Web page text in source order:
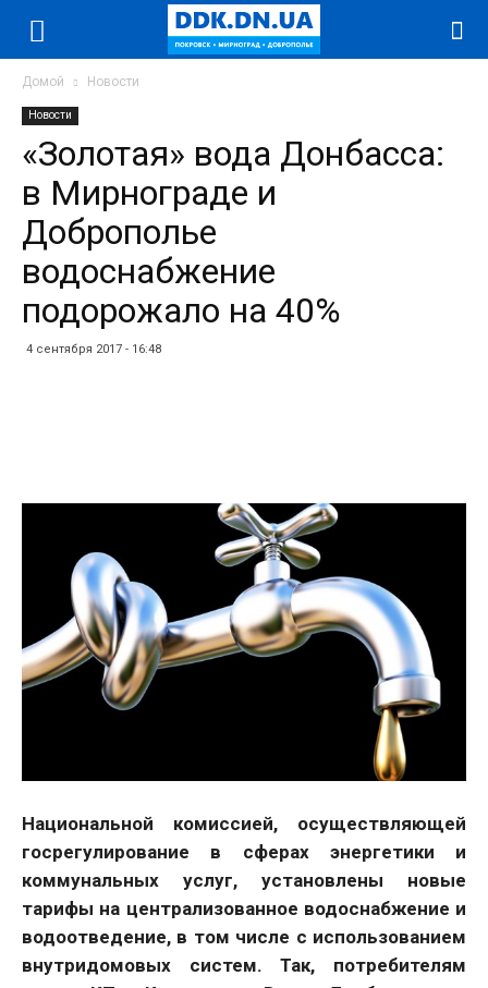
Домой Новости
Новости
«Золотая» вода Донбасса:
в Мирнограде и
Доброполье
водоснабжение
подорожало на 40%
4 сентября 2017 - 16:48
Национальной комиссией, осуществляющей
госрегулирование в сферах энергетики и
коммунальных услуг, установлены новые
тарифы на централизованное водоснабжение и
водоотведение, в том числе с использованием
внутридомовых систем. Так, потребителям